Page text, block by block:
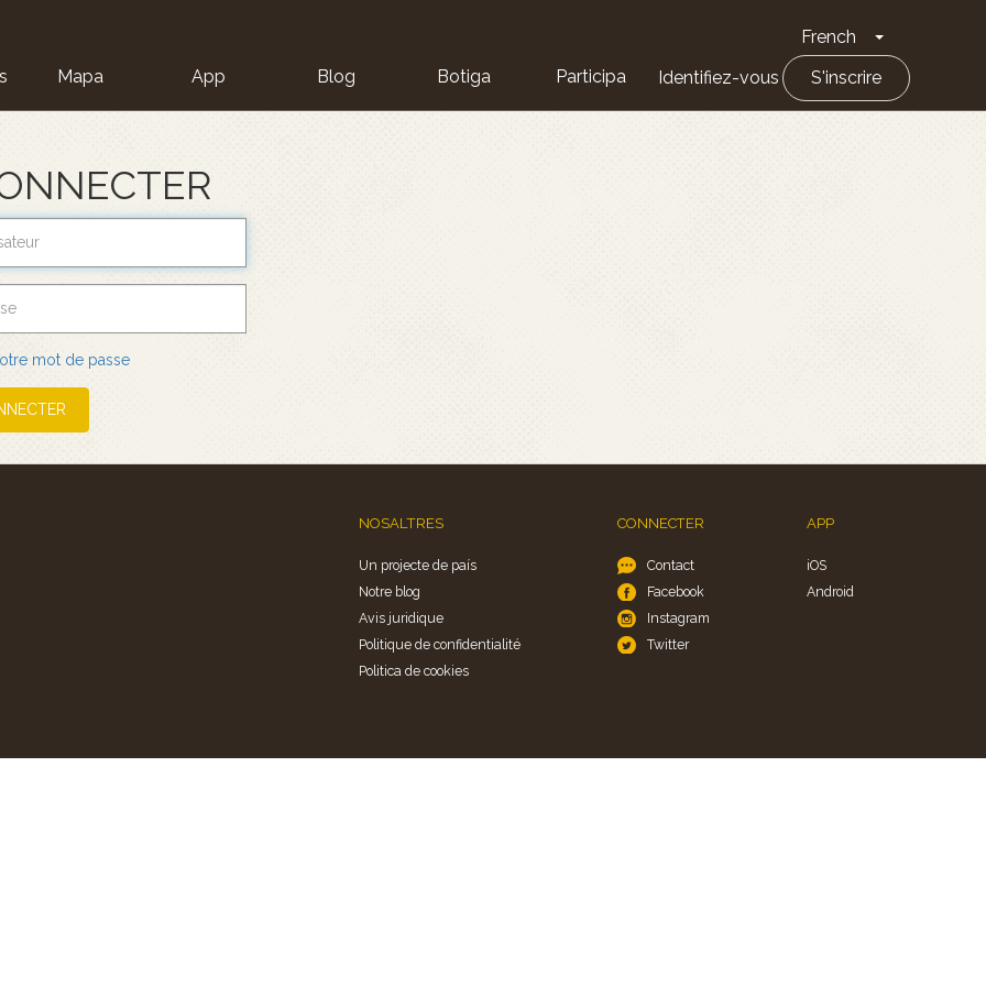
French Toggle
Mapa App Blog Botiga Participa Identifiez-vous S'inscrire
mot de passe
NOSALTRES
Un projecte de país
Notre blog
Avis juridique
Politique de confidentialité
Politica de cookies
CONNECTER
Contact
Facebook
Instagram
Twitter
APP
iOS
Android